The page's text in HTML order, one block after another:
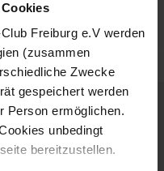
Freiburg e.V werden
(zusammen
Zwecke
gespeichert werden
Person ermöglichen.
unbedingt
bereitzustellen.
UNSEREM